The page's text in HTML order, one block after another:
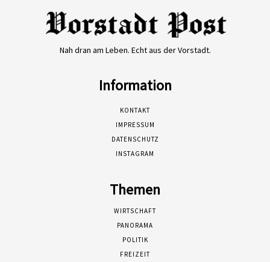
Nah dran am Leben. Echt aus der Vorstadt.
Information
KONTAKT
IMPRESSUM
DATENSCHUTZ
INSTAGRAM
Themen
WIRTSCHAFT
PANORAMA
POLITIK
FREIZEIT